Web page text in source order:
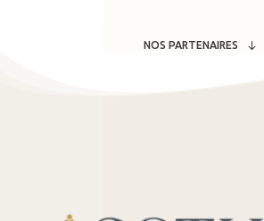
NOS PARTENAIRES